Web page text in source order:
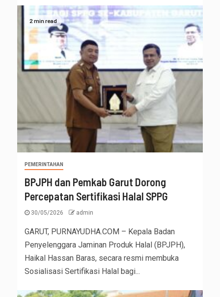
2 min read
PEMERINTAHAN
BPJPH dan Pemkab Garut Dorong
Percepatan Sertifikasi Halal SPPG
30/05/2026 admin
GARUT, PURNAYUDHA.COM – Kepala Badan
Penyelenggara Jaminan Produk Halal (BPJPH),
Haikal Hassan Baras, secara resmi membuka
Sosialisasi Sertifikasi Halal bagi...